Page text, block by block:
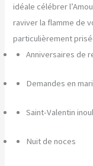
idéale célébrer
raviver la flamme de
particulièrement
Anniversaires de
Demandes en
Saint-Valentin
Nuit de noces